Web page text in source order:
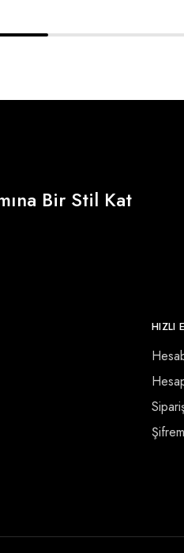
Bir Stil Kat
HIZLI